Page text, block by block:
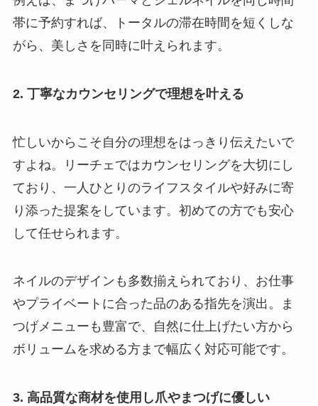
帯に予約すれば、トータルの滞在時間を短くしな
がら、美しさを同時に叶えられます。
2. 丁寧なカウンセリングで理想を叶える
忙しいからこそ自分の理想をはっきり伝えたいで
すよね。リーチェではカウンセリングを大切にし
ており、一人ひとりのライフスタイルや好みに寄
り添った提案をしています。初めての方でも安心
して任せられます。
ネイルのデザインも多数揃えられており、お仕事
やプライベートに合った品のある指先を演出。ま
つげメニューも豊富で、自然に仕上げたい方から
ボリュームを求める方まで幅広く対応可能です。
3. 高品質な商材を使用し爪やまつげに優しい